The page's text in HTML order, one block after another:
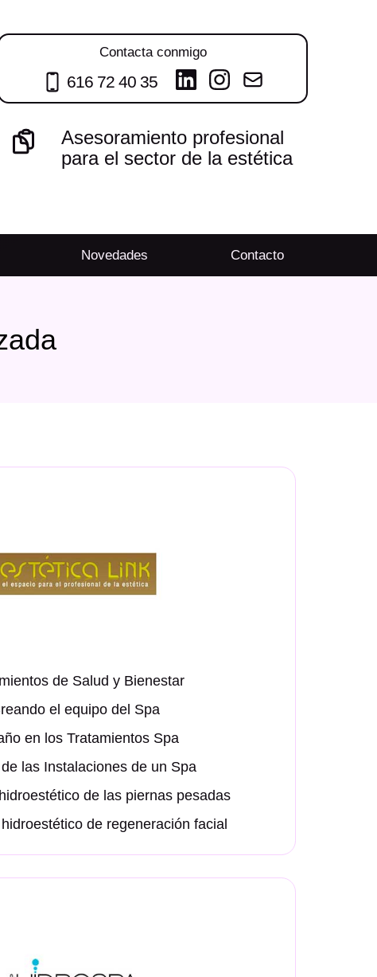
Contacta conmigo
616 72 40 35
Asesoramiento profesional
para el sector de la estética
Novedades Contacto
de Salud y Bienestar
el equipo del Spa
en los Tratamientos Spa
las Instalaciones de un Spa
de las piernas pesadas
de regeneración facial